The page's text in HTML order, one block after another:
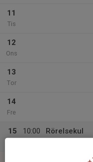
11
Tis
12
Ons
13
Tor
14
Fre
15
10:00
Rörelsekul